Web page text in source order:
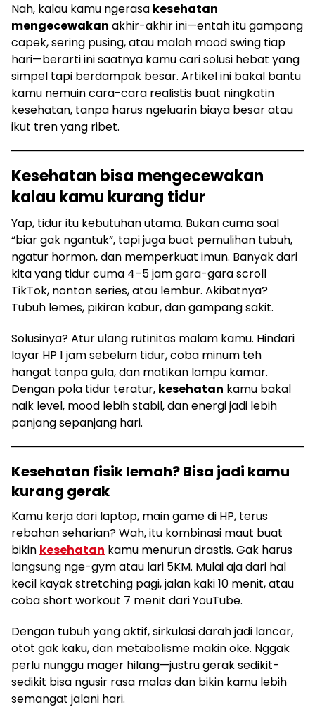
Nah, kalau kamu ngerasa kesehatan
mengecewakan akhir-akhir ini—entah itu gampang
capek, sering pusing, atau malah mood swing tiap
hari—berarti ini saatnya kamu cari solusi hebat yang
simpel tapi berdampak besar. Artikel ini bakal bantu
kamu nemuin cara-cara realistis buat ningkatin
kesehatan, tanpa harus ngeluarin biaya besar atau
ikut tren yang ribet.
Kesehatan bisa mengecewakan
kalau kamu kurang tidur
Yap, tidur itu kebutuhan utama. Bukan cuma soal
“biar gak ngantuk”, tapi juga buat pemulihan tubuh,
ngatur hormon, dan memperkuat imun. Banyak dari
kita yang tidur cuma 4–5 jam gara-gara scroll
TikTok, nonton series, atau lembur. Akibatnya?
Tubuh lemes, pikiran kabur, dan gampang sakit.
Solusinya? Atur ulang rutinitas malam kamu. Hindari
layar HP 1 jam sebelum tidur, coba minum teh
hangat tanpa gula, dan matikan lampu kamar.
Dengan pola tidur teratur, kesehatan kamu bakal
naik level, mood lebih stabil, dan energi jadi lebih
panjang sepanjang hari.
Kesehatan fisik lemah? Bisa jadi kamu
kurang gerak
Kamu kerja dari laptop, main game di HP, terus
rebahan seharian? Wah, itu kombinasi maut buat
bikin kesehatan kamu menurun drastis. Gak harus
langsung nge-gym atau lari 5KM. Mulai aja dari hal
kecil kayak stretching pagi, jalan kaki 10 menit, atau
coba short workout 7 menit dari YouTube.
Dengan tubuh yang aktif, sirkulasi darah jadi lancar,
otot gak kaku, dan metabolisme makin oke. Nggak
perlu nunggu mager hilang—justru gerak sedikit-
sedikit bisa ngusir rasa malas dan bikin kamu lebih
semangat jalani hari.